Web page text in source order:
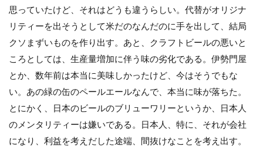
思っていたけど、それはどうも違うらしい。代替がオリジナ
リティーを出そうとして米だのなんだのに手を出して、結局
クソまずいものを作り出す。あと、クラフトビールの悪いと
ころとしては、生産量増加に伴う味の劣化である。伊勢門屋
とか、数年前は本当に美味しかったけど、今はそうでもな
い。あの緑の缶のペールエールなんで、本当に味が落ちた。
とにかく、日本のビールのブリューワリーというか、日本人
のメンタリティーは嫌いである。日本人、特に、それが会社
になり、利益を考えだした途端、間抜けなことを考え出す。